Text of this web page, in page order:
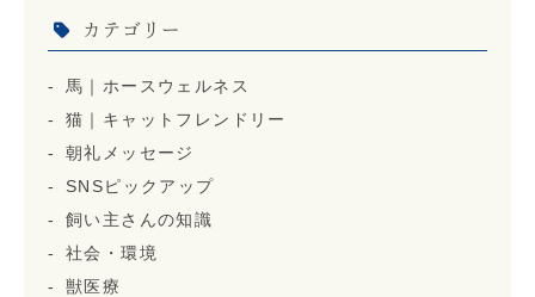
カテゴリー
馬｜ホースウェルネス
猫｜キャットフレンドリー
朝礼メッセージ
SNSピックアップ
飼い主さんの知識
社会・環境
獣医療